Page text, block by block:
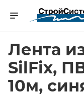
Лента
SilFix,
10м,